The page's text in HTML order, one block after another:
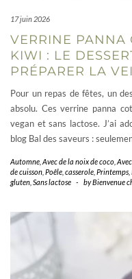
17 juin 2026
VERRINE PANNA
KIWI : LE
PRÉPARER LA
Pour un repas de fêtes, un
absolu. Ces verrine panna
vegan et sans lactose. J’ai
blog Bal des saveurs :
Automne Avec de la noix de coco
de cuisson Poêle, casserole Printemps
gluten Sans lactose - byBienvenue